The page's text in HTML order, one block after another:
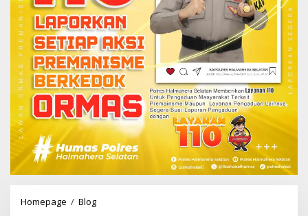
Homepage / Blog